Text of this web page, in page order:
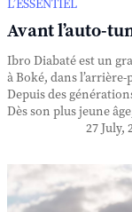
L’ESSENTIEL
Avant l’auto-
Ibro Diabaté est un
à Boké, dans
Depuis des
Dès son plus jeune
27 July,